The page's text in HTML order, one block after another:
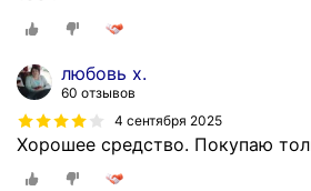
любовь х.
60 отзывов
4 сентября 2025
Хорошее средство. Покупаю